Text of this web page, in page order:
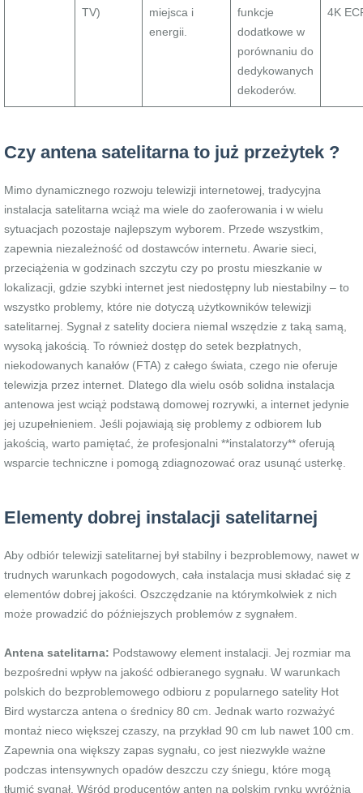
TV)
miejsca i
energii.
funkcje
dodatkowe w
porównaniu do
dedykowanych
dekoderów.
4K
Czy antena satelitarna to już przeżytek ?
Mimo dynamicznego rozwoju telewizji internetowej, tradycyjna
instalacja satelitarna wciąż ma wiele do zaoferowania i w wielu
sytuacjach pozostaje najlepszym wyborem. Przede wszystkim,
zapewnia niezależność od dostawców internetu. Awarie sieci,
przeciążenia w godzinach szczytu czy po prostu mieszkanie w
lokalizacji, gdzie szybki internet jest niedostępny lub niestabilny – to
wszystko problemy, które nie dotyczą użytkowników telewizji
satelitarnej. Sygnał z satelity dociera niemal wszędzie z taką samą,
wysoką jakością. To również dostęp do setek bezpłatnych,
niekodowanych kanałów (FTA) z całego świata, czego nie oferuje
telewizja przez internet. Dlatego dla wielu osób solidna instalacja
antenowa jest wciąż podstawą domowej rozrywki, a internet jedynie
jej uzupełnieniem. Jeśli pojawiają się problemy z odbiorem lub
jakością, warto pamiętać, że profesjonalni **instalatorzy** oferują
wsparcie techniczne i pomogą zdiagnozować oraz usunąć usterkę.
Elementy dobrej instalacji satelitarnej
Aby odbiór telewizji satelitarnej był stabilny i bezproblemowy, nawet w
trudnych warunkach pogodowych, cała instalacja musi składać się z
elementów dobrej jakości. Oszczędzanie na którymkolwiek z nich
może prowadzić do późniejszych problemów z sygnałem.
Antena satelitarna: Podstawowy element instalacji. Jej rozmiar ma
bezpośredni wpływ na jakość odbieranego sygnału. W warunkach
polskich do bezproblemowego odbioru z popularnego satelity Hot
Bird wystarcza antena o średnicy 80 cm. Jednak warto rozważyć
montaż nieco większej czaszy, na przykład 90 cm lub nawet 100 cm.
Zapewnia ona większy zapas sygnału, co jest niezwykle ważne
podczas intensywnych opadów deszczu czy śniegu, które mogą
tłumić sygnał. Wśród producentów anten na polskim rynku wyróżnia